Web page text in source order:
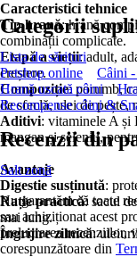
Caracteristici tehnice
Tip hrană: hrană
combinații complicate.
Etapă a vieții: adult,
creștere.
Compoziție: porumb,
de sfeclă, ulei de pește,
Aditivi: vitaminele A și
mangan și seleniu,
Avantaje
Digestie susținută:
Rație practică: sacul
mai lung.
Îngrijire zilnică:
Categorii
Lista de sărituri
Petshop online
Câini -
Hrană uscată câini
Recompense câini &
Recenzii din
Salt zonă
Nu garantăm că toate
sau achiziționat acest
prelucrarea recenziilor,
corespunzătoare din